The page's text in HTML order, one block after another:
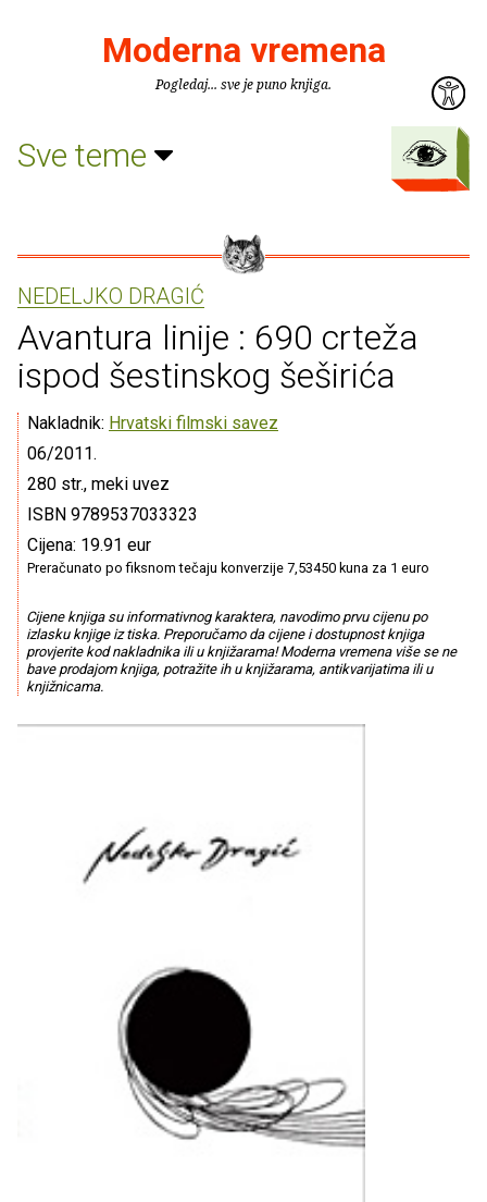
Moderna vremena
Pogledaj... sve je puno knjiga.
Sve teme
NEDELJKO DRAGIĆ
Avantura linije : 690 crteža
ispod šestinskog šeširića
Nakladnik: Hrvatski filmski savez
06/2011.
280 str., meki uvez
ISBN 9789537033323
Cijena: 19.91 eur
Preračunato po fiksnom tečaju konverzije 7,53450 kuna za 1 euro
Cijene knjiga su informativnog karaktera, navodimo prvu cijenu po
izlasku knjige iz tiska. Preporučamo da cijene i dostupnost knjiga
provjerite kod nakladnika ili u knjižarama! Moderna vremena više se ne
bave prodajom knjiga, potražite ih u knjižarama, antikvarijatima ili u
knjižnicama.